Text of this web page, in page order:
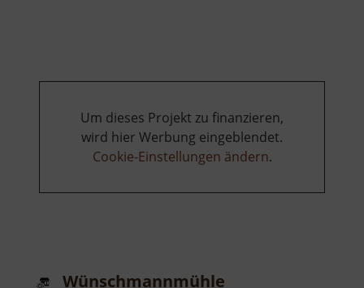
Um dieses Projekt zu finanzieren,
wird hier Werbung eingeblendet.
Cookie-Einstellungen ändern.
Wünschmannmühle